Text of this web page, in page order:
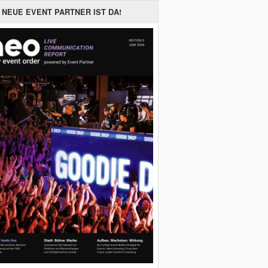
EVENT PARTNER IST DA!